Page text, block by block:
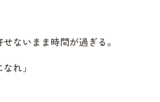
ないまま時間が過ぎる。
れ」